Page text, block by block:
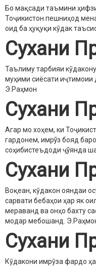
Бо мақсади таъмини
Тоҷикистон пешниҳод
оид ба ҳуқуқи кӯдак
Сухани
Таълиму тарбияи
муҳими сиёсати иҷтимоии
Э.Раҳмон
Сухани
Агар мо хоҳем, ки
гардонем, имрўз бояд
соҳибистеъдоди ҷўянда
Сухани
Воқеан, кӯдакон ояндаи
сарвати бебаҳои ҳар як
мераванд ва онҳо бахту
модар мебошанд.
Сухани
Кӯдакони имрӯза фардо